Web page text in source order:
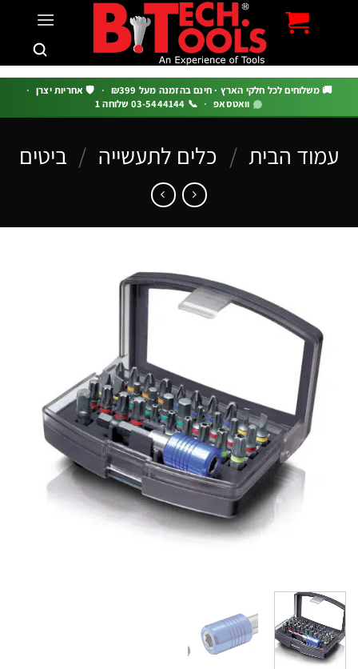
משלוחים לכל חלקי הארץ · חינם בהזמנה מעל ₪399 · 🛡️ אחריות יצרן ·
וואטסאפ · 📞 03-5444144 שלוחה 1
הבית / כלים לתעשייה / ביטים